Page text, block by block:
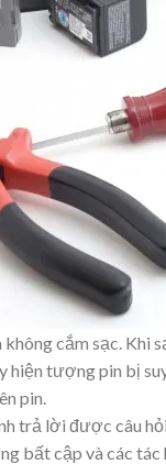
cắm sạc. Khi
hiện tượng pin bị
pin.
trả lời được câu hỏi
bất cập và các